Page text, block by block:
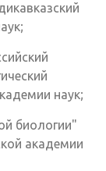
наук;
биологии"
академии